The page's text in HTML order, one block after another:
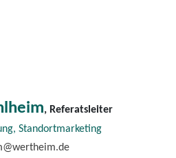
, Referatsleiter
Standortmarketing